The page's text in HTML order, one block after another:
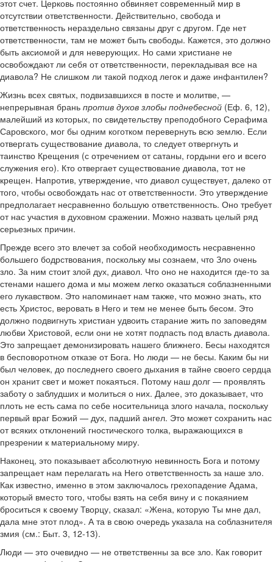
этот счет. Церковь постоянно обвиняет современный мир в
отсутствии ответственности. Действительно, свобода и
ответственность нераздельно связаны друг с другом. Где нет
ответственности, там не может быть свободы. Кажется, это должно
быть аксиомой и для неверующих. Но сами христиане не
освобождают ли себя от ответственности, перекладывая все на
диавола? Не слишком ли такой подход легок и даже инфантилен?
Жизнь всех святых, подвизавшихся в посте и молитве, —
непрерывная брань против духов злобы поднебесной (Еф. 6, 12),
малейший из которых, по свидетельству преподобного Серафима
Саровского, мог бы одним коготком перевернуть всю землю. Если
отвергать существование диавола, то следует отвергнуть и
таинство Крещения (с отречением от сатаны, гордыни его и всего
служения его). Кто отвергает существование диавола, тот не
крещен. Напротив, утверждение, что диавол существует, далеко от
того, чтобы освобождать нас от ответственности. Это утверждение
предполагает несравненно большую ответственность. Оно требует
от нас участия в духовном сражении. Можно назвать целый ряд
серьезных причин.
Прежде всего это влечет за собой необходимость несравненно
большего бодрствования, поскольку мы сознаем, что Зло очень
зло. За ним стоит злой дух, диавол. Что оно не находится где-то за
стенами нашего дома и мы можем легко оказаться соблазненными
его лукавством. Это напоминает нам также, что можно знать, кто
есть Христос, веровать в Него и тем не менее быть бесом. Это
должно подвигнуть христиан удвоить старание жить по заповедям
любви Христовой, если они не хотят подпасть под власть диавола.
Это запрещает демонизировать нашего ближнего. Бесы находятся
в бесповоротном отказе от Бога. Но люди — не бесы. Каким бы ни
был человек, до последнего своего дыхания в тайне своего сердца
он хранит свет и может покаяться. Потому наш долг — проявлять
заботу о заблудших и молиться о них. Далее, это доказывает, что
плоть не есть сама по себе носительница злого начала, поскольку
первый враг Божий — дух, падший ангел. Это может сохранить нас
от всяких отклонений гностического толка, выражающихся в
презрении к материальному миру.
Наконец, это показывает абсолютную невинность Бога и потому
запрещает нам перелагать на Него ответственность за наше зло.
Как известно, именно в этом заключалось грехопадение Адама,
который вместо того, чтобы взять на себя вину и с покаянием
броситься к своему Творцу, сказал: «Жена, которую Ты мне дал,
дала мне этот плод». А та в свою очередь указала на соблазнителя
змия (см.: Быт. 3, 12-13).
Люди — это очевидно — не ответственны за все зло. Как говорит